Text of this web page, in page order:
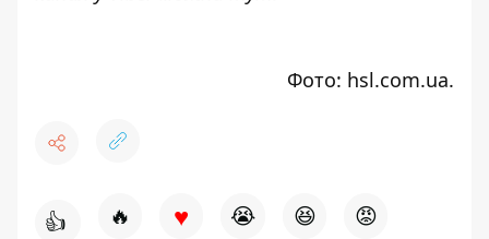
Фото: hsl.com.ua.
👍 🔥 ♥ 😭 😆 😡